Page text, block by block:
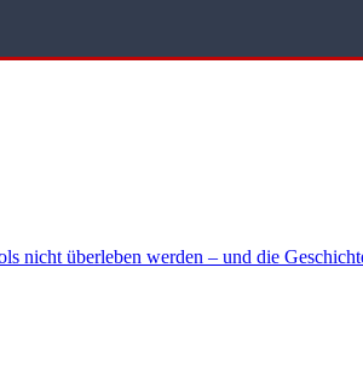
nicht überleben werden – und die